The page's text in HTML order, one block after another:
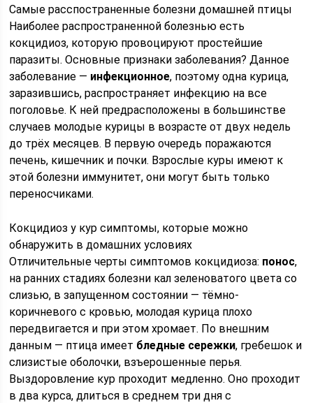
Самые расспостраненные болезни домашней птицы
Наиболее распространенной болезнью есть
кокцидиоз, которую провоцируют простейшие
паразиты. Основные признаки заболевания? Данное
заболевание — инфекционное, поэтому одна курица,
заразившись, распространяет инфекцию на все
поголовье. К ней предрасположены в большинстве
случаев молодые курицы в возрасте от двух недель
до трёх месяцев. В первую очередь поражаются
печень, кишечник и почки. Взрослые куры имеют к
этой болезни иммунитет, они могут быть только
переносчиками.
Кокцидиоз у кур симптомы, которые можно
обнаружить в домашних условиях
Отличительные черты симптомов кокцидиоза: понос,
на ранних стадиях болезни кал зеленоватого цвета со
слизью, в запущенном состоянии — тёмно-
коричневого с кровью, молодая курица плохо
передвигается и при этом хромает. По внешним
данным — птица имеет бледные сережки, гребешок и
слизистые оболочки, взъерошенные перья.
Выздоровление кур проходит медленно. Оно проходит
в два курса, длиться в среднем три дня с